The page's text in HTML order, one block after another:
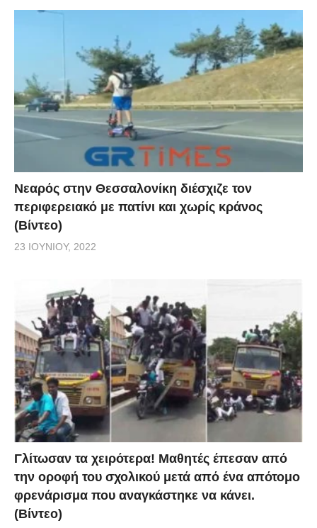
Νεαρός στην Θεσσαλονίκη διέσχιζε τον
περιφερειακό με πατίνι και χωρίς κράνος
(Βίντεο)
23 ΙΟΥΝΊΟΥ, 2022
Γλίτωσαν τα χειρότερα! Μαθητές έπεσαν από
την οροφή του σχολικού μετά από ένα απότομο
φρενάρισμα που αναγκάστηκε να κάνει.
(Βίντεο)